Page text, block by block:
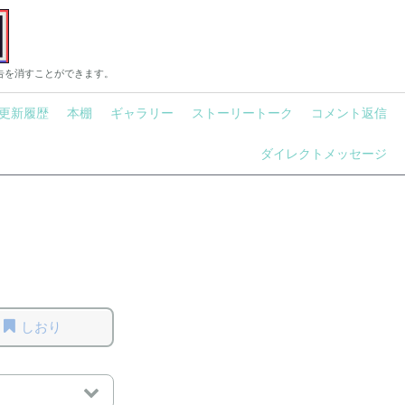
消すことができます。
新履歴 本棚 ギャラリー ストーリートーク コメント返信
ダイレクトメッセージ
しおり